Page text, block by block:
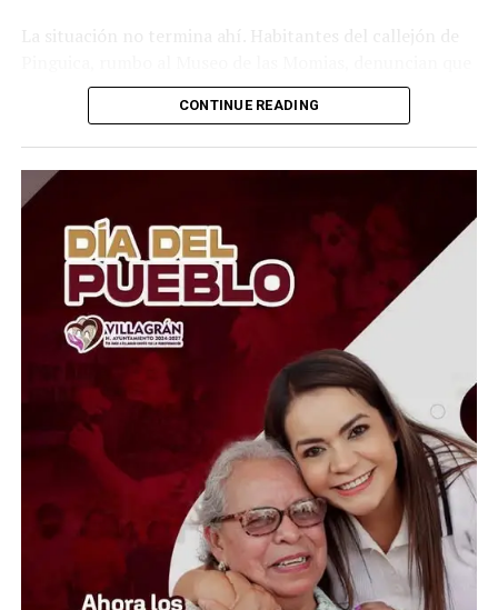
La situación no termina ahí. Habitantes del callejón de
nuevamente carecen de alumbrado público. Afirman que
caminar por ese lugar durante la noche se ha convertido
en un riesgo, ya que la oscuridad es total y los vecinos
sienten que han quedado completamente olvidados por
las autoridades. Señalan que, pese a los constantes
reportes, el problema sigue sin atenderse.
Lo más preocupante es que Cuesta China y el callejón de
Pinguica no son casos aislados. En distintas colonias,
callejones y comunidades de Guanajuato capital se
repiten las quejas por luminarias descompuestas y calles
a oscuras. La pregunta es inevitable: ¿de qué sirve
presumir una ciudad turística si sus habitantes tienen
que regresar a casa entre la oscuridad? La falta de
alumbrado ya dejó de ser una molestia; hoy representa
un problema de seguridad que el gobierno municipal no
puede seguir ignorando.
CONTINUE READING